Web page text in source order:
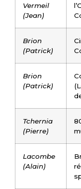
Vermeil
(Jean)
Brion
(Patrick)
Brion
(Patrick)
Tchernia
(Pierre)
Lacombe
(Alain)